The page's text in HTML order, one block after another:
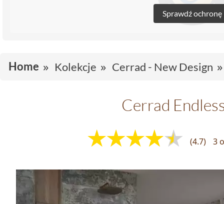
Sprawdź ochronę
Home Kolekcje Cerrad - New Design
Cerrad
(4.7) 3